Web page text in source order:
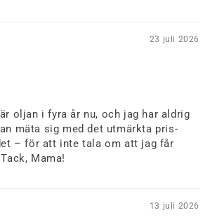
23 juli 2026
oljan i fyra år nu, och jag har aldrig
mäta sig med det utmärkta pris-
– för att inte tala om att jag får
Mama!
13 juli 2026